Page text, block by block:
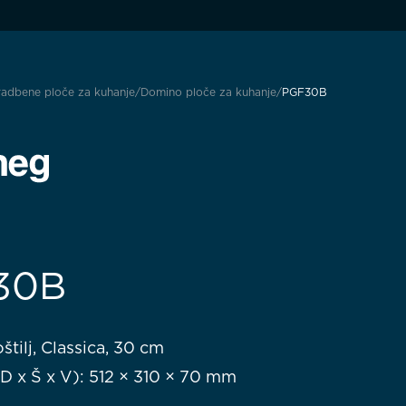
ploče za kuhanje Domino ploče za kuhanje PGF30B
Classica, 30 cm
x Š x V): 512 × 310 × 70 mm